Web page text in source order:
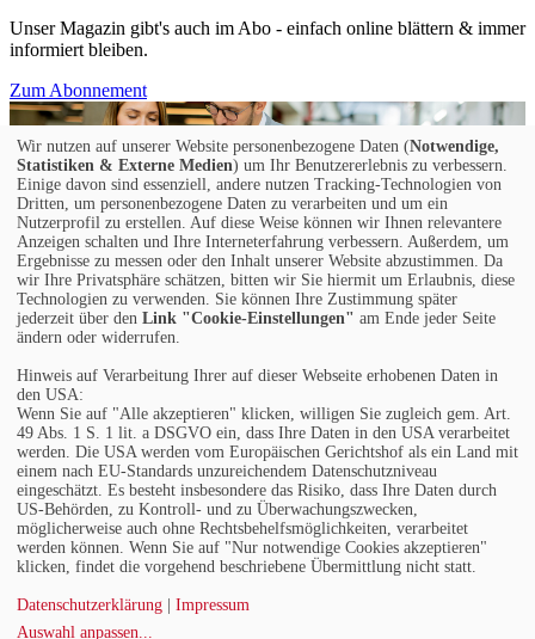
Unser Magazin gibt's auch im Abo - einfach online blättern & immer
informiert bleiben.
Zum Abonnement
Kontakt
Telefon: +49 (0)711 2585563-0
E-Mail:info@bauelemente-bau.eu
Unternehmen
Impressum
Datenschutz
Cookie-Einstellungen
AGB
Wir nutzen auf unserer Website personenbezogene Daten (Notwendige,
Statistiken & Externe Medien) um Ihr Benutzererlebnis zu verbessern.
Einige davon sind essenziell, andere nutzen Tracking-Technologien von
Dritten, um personenbezogene Daten zu verarbeiten und um ein
Nutzerprofil zu erstellen. Auf diese Weise können wir Ihnen relevantere
Anzeigen schalten und Ihre Interneterfahrung verbessern. Außerdem, um
Ergebnisse zu messen oder den Inhalt unserer Website abzustimmen. Da
wir Ihre Privatsphäre schätzen, bitten wir Sie hiermit um Erlaubnis, diese
Technologien zu verwenden. Sie können Ihre Zustimmung später
jederzeit über den Link "Cookie-Einstellungen" am Ende jeder Seite
ändern oder widerrufen.
Hinweis auf Verarbeitung Ihrer auf dieser Webseite erhobenen Daten in
den USA:
Wenn Sie auf "Alle akzeptieren" klicken, willigen Sie zugleich gem. Art.
49 Abs. 1 S. 1 lit. a DSGVO ein, dass Ihre Daten in den USA verarbeitet
werden. Die USA werden vom Europäischen Gerichtshof als ein Land mit
einem nach EU-Standards unzureichendem Datenschutzniveau
eingeschätzt. Es besteht insbesondere das Risiko, dass Ihre Daten durch
US-Behörden, zu Kontroll- und zu Überwachungszwecken,
möglicherweise auch ohne Rechtsbehelfsmöglichkeiten, verarbeitet
werden können. Wenn Sie auf "Nur notwendige Cookies akzeptieren"
klicken, findet die vorgehend beschriebene Übermittlung nicht statt.
Datenschutzerklärung
Impressum
Auswahl anpassen